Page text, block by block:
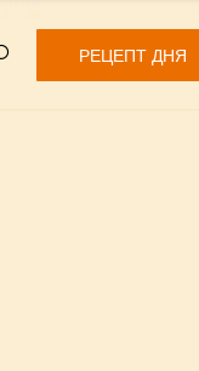
РЕЦЕПТ ДНЯ